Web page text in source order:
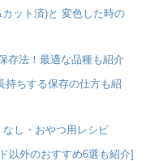
ット済)と 変色した時の
存法！最適な品種も紹介
持ちする保存の仕方も紹
し・おやつ用レシピ
以外のおすすめ6選も紹介]